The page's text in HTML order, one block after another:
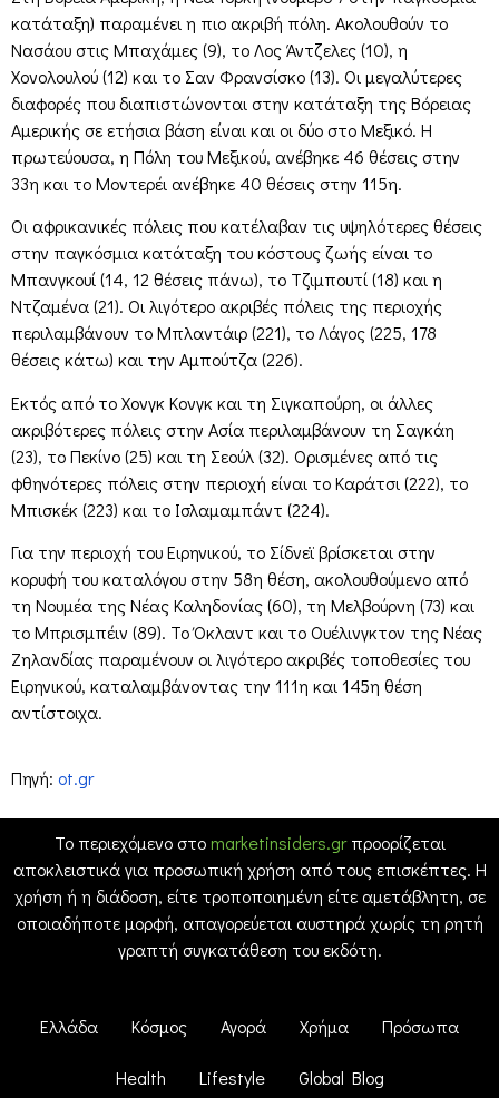
κατάταξη) παραμένει η πιο ακριβή πόλη. Ακολουθούν το
Νασάου στις Μπαχάμες (9), το Λος Άντζελες (10), η
Χονολουλού (12) και το Σαν Φρανσίσκο (13). Οι μεγαλύτερες
διαφορές που διαπιστώνονται στην κατάταξη της Βόρειας
Αμερικής σε ετήσια βάση είναι και οι δύο στο Μεξικό. Η
πρωτεύουσα, η Πόλη του Μεξικού, ανέβηκε 46 θέσεις στην
33η και το Μοντερέι ανέβηκε 40 θέσεις στην 115η.
Οι αφρικανικές πόλεις που κατέλαβαν τις υψηλότερες θέσεις
στην παγκόσμια κατάταξη του κόστους ζωής είναι το
Μπανγκουί (14, 12 θέσεις πάνω), το Τζιμπουτί (18) και η
Ντζαμένα (21). Οι λιγότερο ακριβές πόλεις της περιοχής
περιλαμβάνουν το Μπλαντάιρ (221), το Λάγος (225, 178
θέσεις κάτω) και την Αμπούτζα (226).
Εκτός από το Χονγκ Κονγκ και τη Σιγκαπούρη, οι άλλες
ακριβότερες πόλεις στην Ασία περιλαμβάνουν τη Σαγκάη
(23), το Πεκίνο (25) και τη Σεούλ (32). Ορισμένες από τις
φθηνότερες πόλεις στην περιοχή είναι το Καράτσι (222), το
Μπισκέκ (223) και το Ισλαμαμπάντ (224).
Για την περιοχή του Ειρηνικού, το Σίδνεϊ βρίσκεται στην
κορυφή του καταλόγου στην 58η θέση, ακολουθούμενο από
τη Νουμέα της Νέας Καληδονίας (60), τη Μελβούρνη (73) και
το Μπρισμπέιν (89). Το Όκλαντ και το Ουέλινγκτον της Νέας
Ζηλανδίας παραμένουν οι λιγότερο ακριβές τοποθεσίες του
Ειρηνικού, καταλαμβάνοντας την 111η και 145η θέση
αντίστοιχα.
Πηγή: ot.gr
Το περιεχόμενο στοmarketinsiders.grπροορίζεται
αποκλειστικά για προσωπική χρήση από τους επισκέπτες. Η
χρήση ή η διάδοση, είτε τροποποιημένη είτε αμετάβλητη, σε
οποιαδήποτε μορφή, απαγορεύεται αυστηρά χωρίς τη ρητή
γραπτή συγκατάθεση του εκδότη.
Ελλάδα Κόσμος Αγορά Χρήμα Πρόσωπα
Health Lifestyle Global Blog